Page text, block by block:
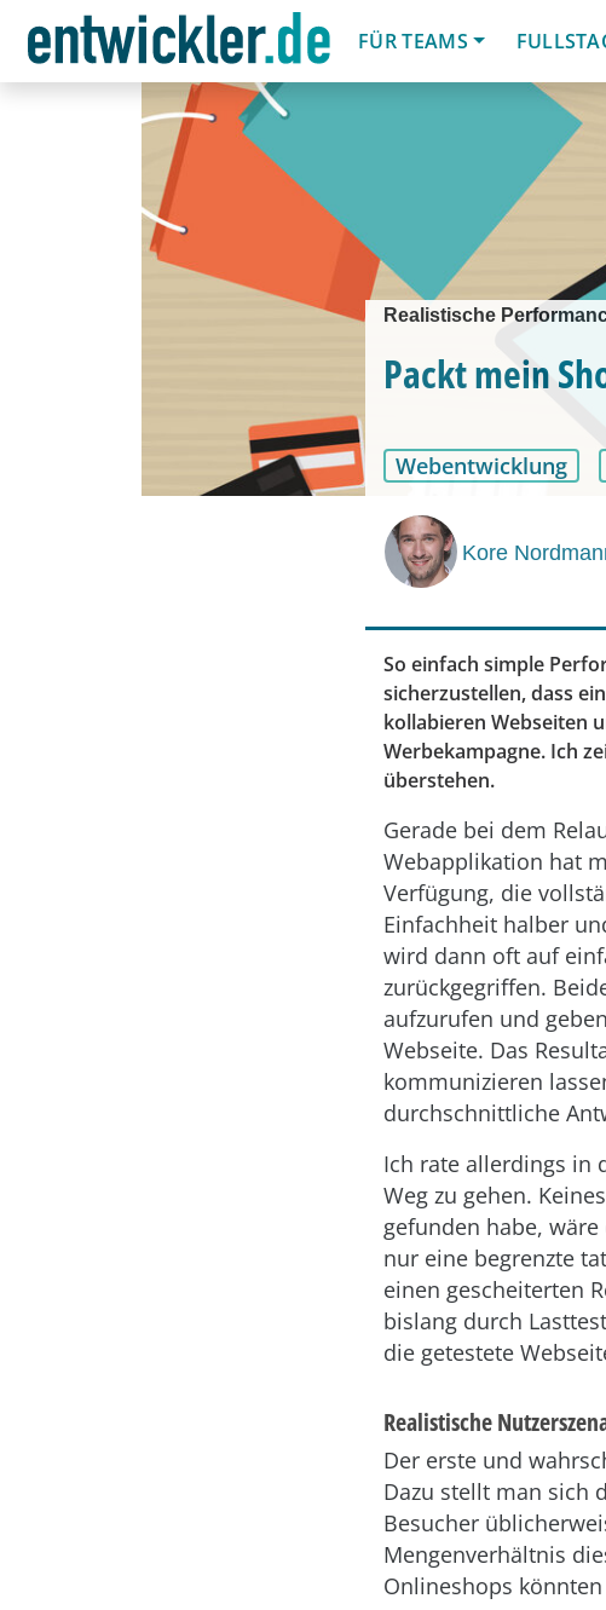
FÜR TEAMS
Realistische
Packt mein
Webentwicklung
Kore
So einfach simple
sicherzustellen, dass
kollabieren Webseiten
Werbekampagne. Ich
überstehen.
Gerade bei dem
Webapplikation hat
Verfügung, die
Einfachheit halber
wird dann oft auf
zurückgegriffen.
aufzurufen und
Webseite. Das
kommunizieren
durchschnittliche
Ich rate allerdings in
Weg zu gehen.
gefunden habe,
nur eine begrenzte
einen gescheiterten
bislang durch
die getestete
Realistische
Der erste und
Dazu stellt man sich
Besucher
Mengenverhältnis
Onlineshops